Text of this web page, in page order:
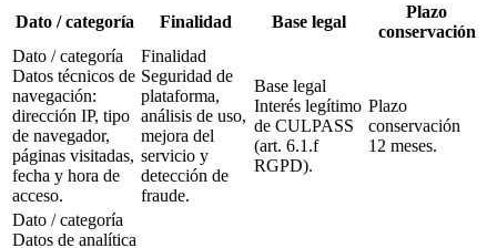
Dato / categoría
Finalidad Base legal
Plazo
conservación
Dato / categoría
Datos técnicos de
navegación:
dirección IP, tipo
de navegador,
páginas visitadas,
fecha y hora de
acceso.
Finalidad
Seguridad de
plataforma,
análisis de uso,
mejora del
servicio y
detección de
fraude.
Base legal
Interés legítimo
de CULPASS
(art. 6.1.f
RGPD).
Plazo
conservación
12 meses.
Dato / categoría
Datos de analítica